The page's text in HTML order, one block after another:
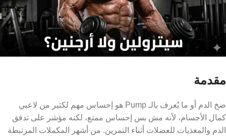
مقدمة
ضخ الدم أو ما يُعرف بالـ Pump هو إحساس مهم لكثير من لاعبي
كمال الأجسام، لأنه مش بس إحساس ممتع، لكنه مؤشر على تدفق
الدم والمغذيات للعضلات أثناء التمرين. من أشهر المكملات المرتبطة